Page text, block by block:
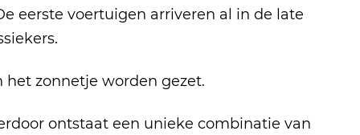
eerste voertuigen arriveren al in de late
zonnetje worden gezet.
ontstaat een unieke combinatie van